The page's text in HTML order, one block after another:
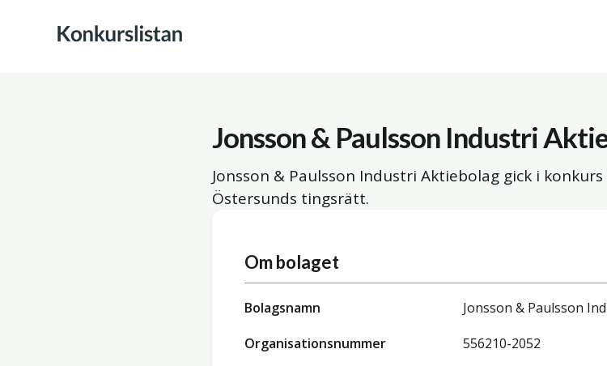
Jonsson & Paulsson Industri
Jonsson & Paulsson Industri Aktiebolag gick i konkurs
Östersunds tingsrätt.
Om bolaget
Bolagsnamn
Jonsson & Paulsson
Organisationsnummer
556210-2052